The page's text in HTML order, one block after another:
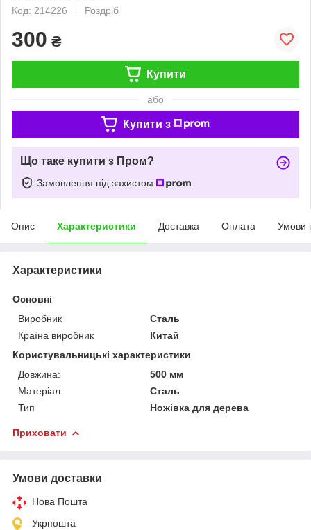
Код: 214226
Роздріб
300 ₴
Купити
або
Купити з
Що таке купити з Пром?
Замовлення під захистом
Опис Характеристики Доставка Оплата Умови
Характеристики
Основні
Виробник
Сталь
Країна виробник
Китай
Користувальницькі характеристики
Довжина:
500 мм
Матеріал
Сталь
Тип
Ножівка для дерева
Приховати
Умови доставки
Нова Пошта
Укрпошта